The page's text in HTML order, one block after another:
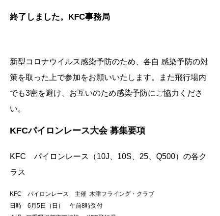
終了しました。KFC事務局
新型コロナウイルス感染予防のため、各自 感染予防の対
策を取った上で参加をお願いいたします。また飛行場内
でも3密を避け、お互いのため感染予防にご協力くださ
い。
KFCパイロンレース大会 募集要項
KFC パイロンレース（10J、10S、25、Q500）の各ク
ラス
KFC パイロンレース 主催 木津フライング・クラブ
日時 6月5日（日） 午前8時受付